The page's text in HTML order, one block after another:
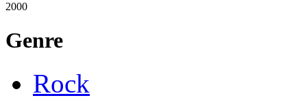
2000
Genre
Rock